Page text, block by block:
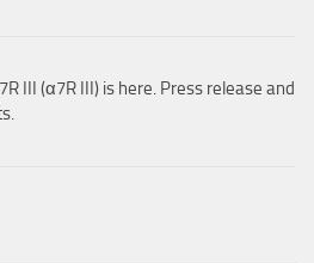
III (α7R III) is here. Press release and